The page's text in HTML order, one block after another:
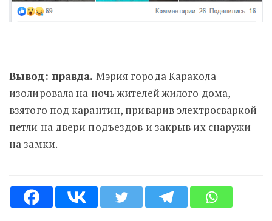
Вывод: правда. Мэрия города Каракола
изолировала на ночь жителей жилого дома,
взятого под карантин, приварив электросваркой
петли на двери подъездов и закрыв их снаружи
на замки.